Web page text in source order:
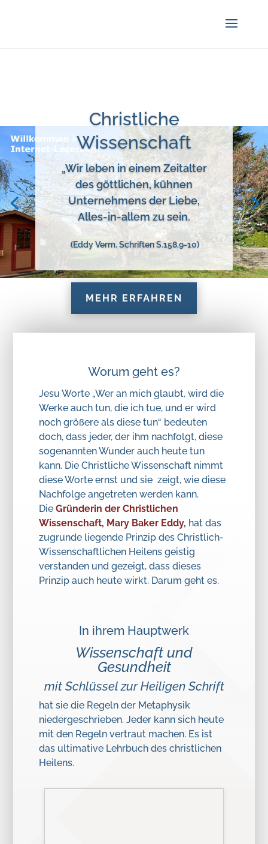
Online Shop
Worum geht es?
Jesu Worte „Wer an mich glaubt, wird die
Werke auch tun, die ich tue, und er wird
noch größere als diese tun“ bedeuten
doch, dass jeder, der ihm nachfolgt, diese
sogenannten Wunder auch heute tun
kann. Die Christliche Wissenschaft nimmt
diese Worte ernst und sie zeigt, wie diese
Nachfolge angetreten werden kann.
Die Gründerin der Christlichen
Wissenschaft, Mary Baker Eddy, hat das
zugrunde liegende Prinzip des Christlich-
Wissenschaftlichen Heilens geistig
verstanden und gezeigt, dass dieses
Prinzip auch heute wirkt.Darum geht es.
In ihrem Hauptwerk
Wissenschaft und
Gesundheit
mit Schlüssel zur Heiligen Schrift
hat sie die Regeln der Metaphysik
niedergeschrieben. Jeder kann sich heute
mit den Regeln vertraut machen. Es ist
das ultimative Lehrbuch des christlichen
Heilens.